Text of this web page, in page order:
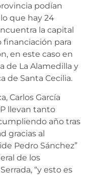
podían
que hay 24
la capital
para
en este caso en
de La Alamedilla y
de Santa Cecilia.
Carlos García
llevan tanto
año tras
gracias al
Pedro Sánchez”
de los
“y esto es